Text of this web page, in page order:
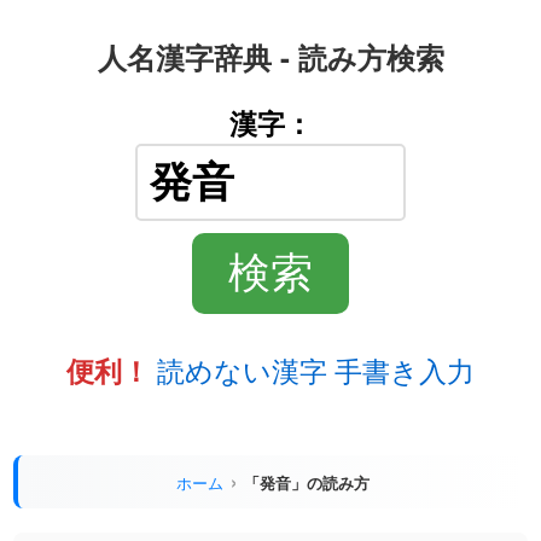
人名漢字辞典 - 読み方検索
漢字：
便利！ 読めない漢字 手書き入力
ホーム 「発音」の読み方